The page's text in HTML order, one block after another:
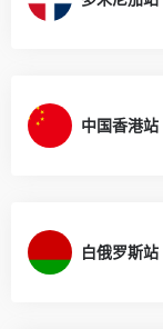
中国香港站
白俄罗斯站